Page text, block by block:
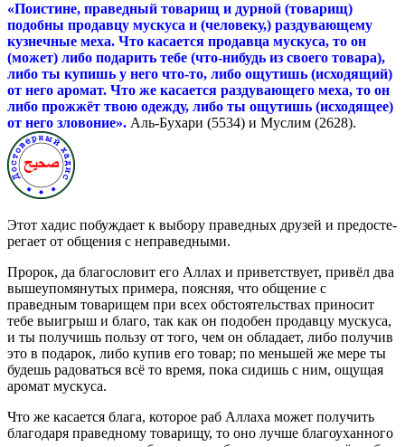
«Поистине, праведный товарищ и дурной (товарищ)
подобны продавцу мускуса и (че­ловеку,) раздувающему
кузнечные меха. Что касается продав­ца мускуса, то он
(может) либо подарить тебе (что-нибудь из своего товара),
либо ты купишь у него что-то, либо ощутишь (исходящий)
от него аромат. Что же касается раздувающего меха, то он
либо прожжёт твою одежду, либо ты ощутишь (ис­ходящее)
от него зловоние». Аль-Бухари (5534) и Муслим (2628).
Этот хадис побуждает к выбору праведных друзей и предосте­
регает от общения с неправедными.
Пророк, да благословит его Аллах и приветствует, привёл два
вышеупомянутых примера, поясняя, что общение с
праведным товарищем при всех обстоятельствах при­носит
тебе выигрыш и благо, так как он подобен продавцу мускуса,
и ты получишь пользу от того, чем он обладает, либо получив
это в подарок, либо купив его товар; по меньшей же мере ты
будешь ра­доваться всё то время, пока сидишь с ним, ощущая
аромат мускуса.
Что же касается блага, которое раб Аллаха может получить
благодаря праведному товарищу, то оно лучше благоуханного